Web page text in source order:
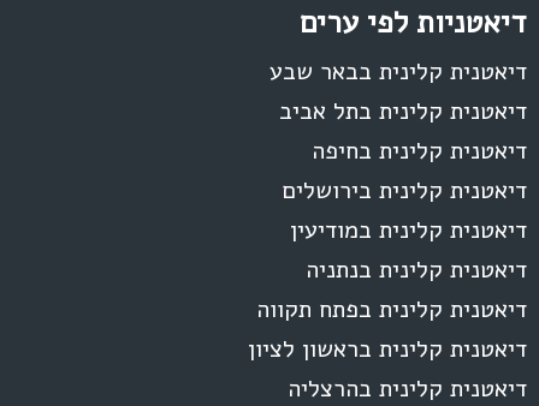
דיאטניות לפי ערים
דיאטנית קלינית בבאר שבע
דיאטנית קלינית בתל אביב
דיאטנית קלינית בחיפה
דיאטנית קלינית בירושלים
דיאטנית קלינית במודיעין
דיאטנית קלינית בנתניה
דיאטנית קלינית בפתח תקווה
דיאטנית קלינית בראשון לציון
דיאטנית קלינית בהרצליה